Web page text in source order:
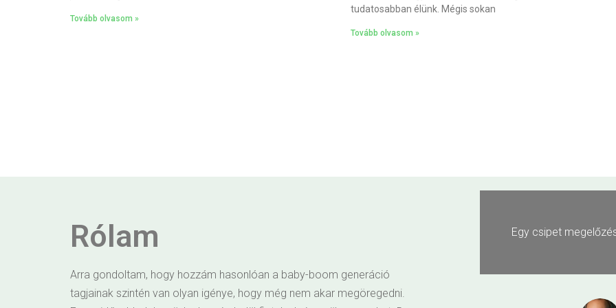
Tovább olvasom »
tudatosabban élünk. Mégis sokan
Tovább olvasom »
Rólam
Arra gondoltam, hogy hozzám hasonlóan a baby-boom generáció
tagjainak szintén van olyan igénye, hogy még nem akar megöregedni.
Egy csipet megelőzés többet ér, mint száz mázsa gyógyítás. Ha küzdesz